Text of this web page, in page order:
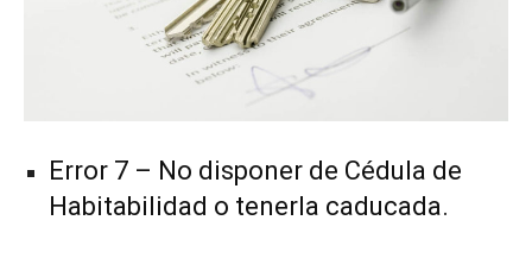
Error 7 – No disponer de Cédula de
Habitabilidad o tenerla caducada.